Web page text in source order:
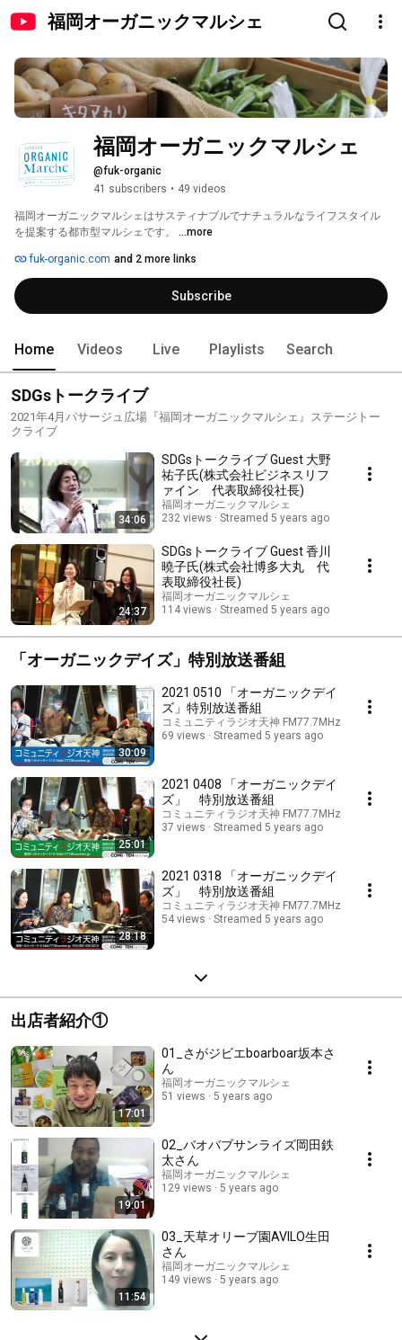
福岡オーガニックマルシェ
福岡オーガニックマルシェ
@fuk-organic
41 subscribers • 49 videos
福岡オーガニックマルシェはサスティナブルでナチュラルなライフスタイル
を提案する都市型マルシェです。 ...more
fuk-organic.com and 2 more links
Subscribe
Home Videos Live Playlists Search
SDGsトークライブ
2021年4月パサージュ広場『福岡オーガニックマルシェ』ステージトー
クライブ
34:06
SDGsトークライブ Guest 大野
祐子氏(株式会社ビジネスリフ
ァイン 代表取締役社長)
福岡オーガニックマルシェ
232 views
Streamed 5 years ago
24:37
SDGsトークライブ Guest 香川
曉子氏(株式会社博多大丸 代
表取締役社長)
福岡オーガニックマルシェ
114 views
Streamed 5 years ago
「オーガニックデイズ」特別放送番組
30:09
2021 0510 「オーガニックデイ
ズ」特別放送番組
コミュニティラジオ天神 FM77.7MHz
69 views
Streamed 5 years ago
25:01
2021 0408 「オーガニックデイ
ズ」 特別放送番組
コミュニティラジオ天神 FM77.7MHz
37 views
Streamed 5 years ago
28:18
2021 0318 「オーガニックデイ
ズ」 特別放送番組
コミュニティラジオ天神 FM77.7MHz
54 views
Streamed 5 years ago
出店者紹介①
17:01
01_さがジビエboarboar坂本さ
ん
福岡オーガニックマルシェ
51 views
5 years ago
19:01
02_バオバブサンライズ岡田鉄
太さん
福岡オーガニックマルシェ
129 views
5 years ago
11:54
03_天草オリーブ園AVILO生田
さん
福岡オーガニックマルシェ
149 views
5 years ago